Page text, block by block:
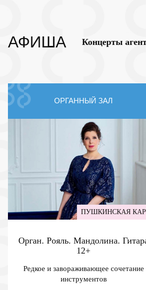
АФИША Концерты
ОРГАННЫЙ ЗАЛ
ПУШКИНСКАЯ
Орган. Рояль. Мандолина.
12+
Редкое и завораживающее сочетание
инструментов